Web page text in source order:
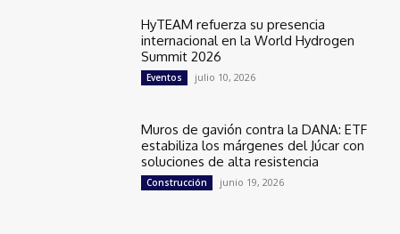
HyTEAM refuerza su presencia
internacional en la World Hydrogen
Summit 2026
Eventos julio 10, 2026
Muros de gavión contra la DANA: ETF
estabiliza los márgenes del Júcar con
soluciones de alta resistencia
Construcción junio 19, 2026